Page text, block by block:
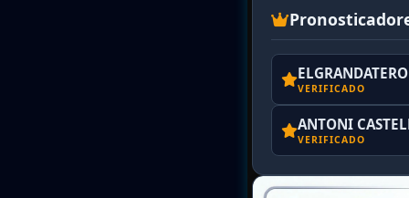
VERIFICADO
ANTONI
VERIFICADO